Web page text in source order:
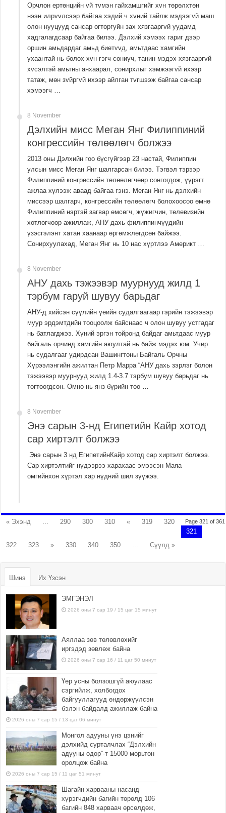
Орчлон ертөнцийн vй тvмэн гайхамшгийг хvн төрөлхтөн
нээн илрvvлсээр байгаа хэдий ч хvний тайлж мэдээгvй маш
олон нууцууд сансар огторгуйн зах хязгааргvй уудамд
хадгалагдсаар байгаа билээ. Дэлхий хэмээх гариг дээр
оршин амьдардаг амьд биетvvд, амьтдаас хамгийн
ухаантай нь болох хvн гэгч сониуч, танин мэдэх хязгааргvй
хvсэлтэй амьтны анхаарал, сонирхлыг хэмжээгvй ихээр
татаж, мөн зvйргvй ихээр айлган тvгшээж байгаа сансар
хэмээгч …
8 November
Дэлхийн мисс Меган Янг Филиппиний
конгрессийн төлөөлөгч болжээ
2013 оны Дэлхийн гоо бүсгүйгээр 23 настай, Филиппин
улсын мисс Меган Янг шалгарсан билээ. Тэгвэл тэрээр
Филиппиний конгрессийн төлөөлөгчөөр сонгогдож, үүрэгт
ажлаа хүлээж аваад байгаа гэнэ. Меган Янг нь дэлхийн
миссээр шалгарч, конгрессийн төлөөлөгч болохоосоо өмнө
Филиппиний нэртэй загвар өмсөгч, жүжигчин, телевизийн
хөтлөгчөөр ажиллаж, АНУ дахь филиппинчүүдийн
үзэсгэлэнт хатан хаанаар өргөмжлөгдсөн байжээ.
Сонирхуулахад, Меган Янг нь 10 нас хүртлээ Америкт …
8 November
АНУ дахь тэжээвэр муурнууд жилд 1
тэрбум гаруй шувуу барьдаг
АНУ-д хийсэн сүүлийн үеийн судалгаагаар гэрийн тэжээвэр
муур эрдэмтдийн тооцоолж байснаас ч олон шувуу устгадаг
нь батлагджээ. Хүний эргэн тойронд байдаг амьтдаас муур
байгаль орчинд хамгийн аюултай нь байж мэдэх юм. Учир
нь судалгааг удирдсан Вашингтоны Байгаль Орчны
Хүрээлэнгийн ажилтан Петр Марра “АНУ дахь зэрлэг болон
тэжээвэр муурнууд жилд 1.4-3.7 тэрбум шувуу барьдаг нь
тогтоогдсон. Өмнө нь янз бүрийн тоо …
8 November
Энэ сарын 3-нд Египетийн Кайр хотод
сар хиртэлт болжээ
Энэ сарын 3 нд ЕгипетийнКайр хотод сар хиртэлт болжээ.
Сар хиртэлтийг нүдээрээ харахаас эмээсэн Маяа
омгийнхон хүртэл хар нүдний шил зүүжээ.
Page 321 of 361
« Эхэнд ... 290 300 310 « 319
320
321
322
323 » 330 340 350 ... Сүүлд »
Шинэ Их Үзсэн
ЭМГЭНЭЛ
2026 оны 7 сар 19 / 15 цаг 15 минут
Аяллаа зөв төлөвлөхийг
иргэдэд зөвлөж байна
2026 оны 7 сар 16 / 11 цаг 50 минут
Үер усны болзошгүй аюулаас
сэргийлж, холбогдох
байгууллагууд өндөржүүлсэн
бэлэн байдалд ажиллаж байна
2026 оны 7 сар 15 / 13 цаг 06 минут
Монгол адууны үнэ цэнийг
дэлхийд сурталчлах “Дэлхийн
адууны өдөр”-т 15000 морьтон
оролцож байна
2026 оны 7 сар 15 / 11 цаг 51 минут
Шагайн харвааны насанд
хүрэгчдийн багийн төрөлд 106
багийн 848 харваач өрсөлдөж,